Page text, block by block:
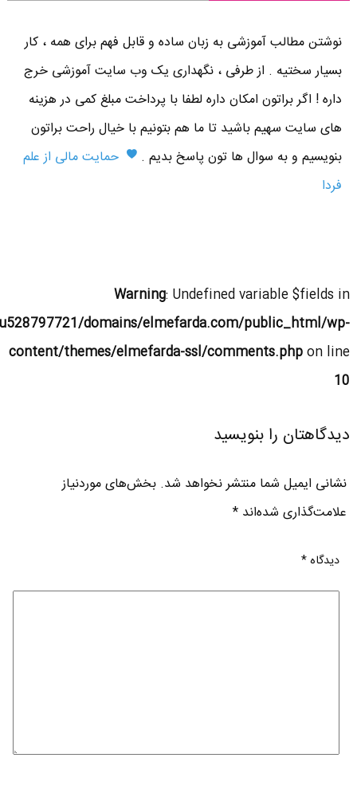
نوشتن مطالب آموزشی به زبان ساده و قابل فهم برای همه ، کار
بسیار سختیه . از طرفی ، نگهداری یک وب سایت آموزشی خرج
داره ! اگر براتون امکان داره لطفا با پرداخت مبلغ کمی در هزینه
های سایت سهیم باشید تا ما هم بتونیم با خیال راحت براتون
بنویسیم و به سوال ها تون پاسخ بدیم .
حمایت مالی از علم
فردا
Warning: Undefined variable $fields in
domains/elmefarda.com/public_html/wp-
content/themes/elmefarda-ssl/comments.phpon line
10
دیدگاهتان را بنویسید
نشانی ایمیل شما منتشر نخواهد شد. بخش‌های موردنیاز
علامت‌گذاری شده‌اند*
دیدگاه*